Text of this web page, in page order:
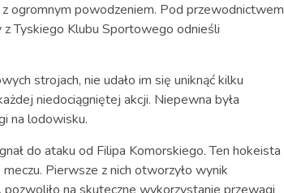
z ogromnym powodzeniem. Pod przewodnictwem
Tyskiego Klubu Sportowego odnieśli
strojach, nie udało im się uniknąć kilku
niedociągniętej akcji. Niepewna była
na lodowisku.
do ataku od Filipa Komorskiego. Ten hokeista
Pierwsze z nich otworzyło wynik